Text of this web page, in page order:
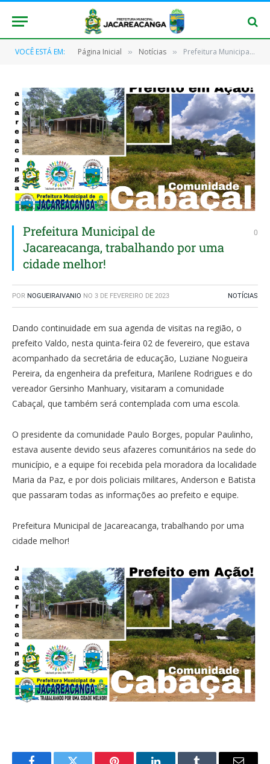
VOCÊ ESTÁ EM: Página Inicial » Notícias » Prefeitura Municipal de Jacareacanga, trabalhando por uma cidade melhor!
Prefeitura Municipal de
Jacareacanga, trabalhando por uma
cidade melhor!
0
POR NOGUEIRAIVANIO NO 3 DE FEVEREIRO DE 2023 NOTÍCIAS
Dando continuidade em sua agenda de visitas na região, o
prefeito Valdo, nesta quinta-feira 02 de fevereiro, que estava
acompanhado da secretária de educação, Luziane Nogueira
Pereira, da engenheira da prefeitura, Marilene Rodrigues e do
vereador Gersinho Manhuary, visitaram a comunidade
Cabaçal, que também será contemplada com uma escola.
O presidente da comunidade Paulo Borges, popular Paulinho,
estava ausente devido seus afazeres comunitários na sede do
município, e a equipe foi recebida pela moradora da localidade
Maria da Paz, e por dois policiais militares, Anderson e Batista
que passaram todas as informações ao prefeito e equipe.
Prefeitura Municipal de Jacareacanga, trabalhando por uma
cidade melhor!